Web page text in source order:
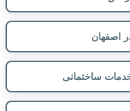
اصفهان
ساختمانی